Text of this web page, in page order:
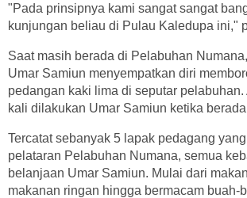
"Pada prinsipnya kami sangat sangat
kunjungan beliau di Pulau Kaledupa ini,"
Saat masih berada di Pelabuhan
Umar Samiun menyempatkan diri
pedangan kaki lima di seputar
kali dilakukan Umar Samiun ketika
Tercatat sebanyak 5 lapak pedagang
pelataran Pelabuhan Numana, semua
belanjaan Umar Samiun. Mulai dari
makanan ringan hingga bermacam buah-